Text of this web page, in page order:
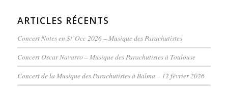
ARTICLES RÉCENTS
Concert Notes en St’Occ 2026 – Musique des Parachutistes
Concert Oscar Navarro – Musique des Parachutistes à Toulouse
Concert de la Musique des Parachutistes à Balma – 12 février 2026